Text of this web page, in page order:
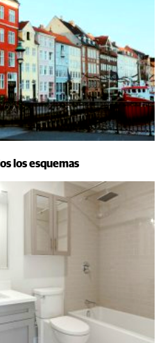
los esquemas